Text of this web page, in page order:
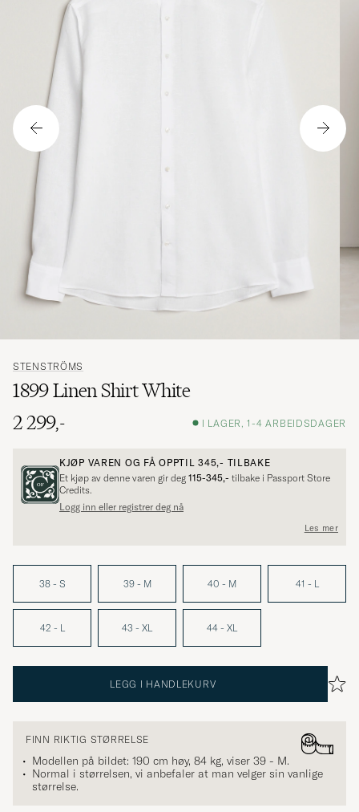
STENSTRÖMS
1899 Linen Shirt White
2 299,-
I LAGER, 1-4 ARBEIDSDAGER
KJØP VAREN OG FÅ OPPTIL345,- TILBAKE
Et kjøp av denne varen gir deg 115-345,- tilbake i Passport Store
Credits.
Logg inn eller registrer deg nå
Les mer
38 - S 39 - M 40 - M 41 - L
42 - L 43 - XL 44 - XL
LEGG I HANDLEKURV
FINN RIKTIG STØRRELSE
Modellen på bildet: 190 cm høy, 84 kg, viser 39 - M.
Normal i størrelsen, vi anbefaler at man velger sin vanlige
størrelse.